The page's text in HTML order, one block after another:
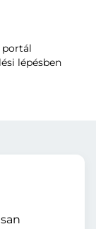
portál
lépésben